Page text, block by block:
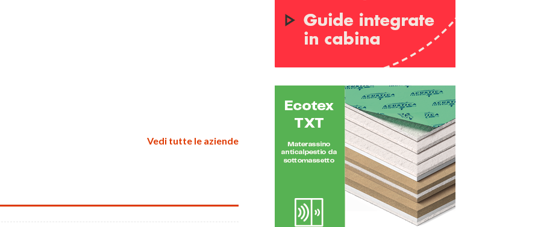
Vedi tutte le aziende